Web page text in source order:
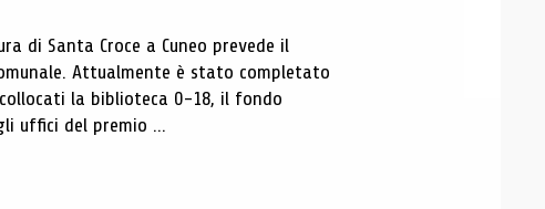
di Santa Croce a Cuneo prevede il
Attualmente è stato completato
la biblioteca 0-18, il fondo
uffici del premio ...